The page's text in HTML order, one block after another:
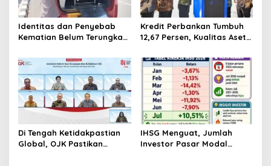
Identitas dan Penyebab
Kematian Belum Terungkap,
Ditemukan Mengapung di
Pantai Lere Palu, Kondisi
Tubuh Sudah Terurai
Dicabik Buaya
Kredit Perbankan Tumbuh
12,67 Persen, Kualitas Aset
Tetap Kokoh Juni 2026
Di Tengah Ketidakpastian
Global, OJK Pastikan
IHSG Menguat, Jumlah
Investor Pasar Modal